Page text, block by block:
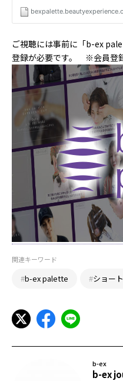
ご視聴には事前に「b-ex
登録が必要です。 ※会員登
関連キーワード
#b-ex palette #ショート
b-ex
b-ex